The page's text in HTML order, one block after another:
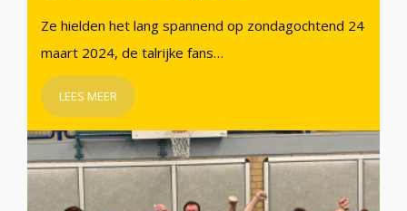
Ze hielden het lang spannend op zondagochtend 24
maart 2024, de talrijke fans…
LEES MEER